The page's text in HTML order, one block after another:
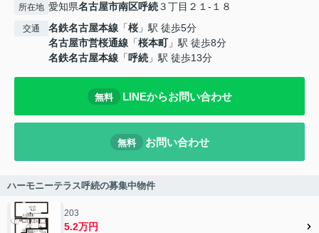
所在地 愛知県名古屋市南区呼続３丁目２１-１８
交通 名鉄名古屋本線 「桜 」駅 徒歩5分
名古屋市営桜通線 「桜本町」駅 徒歩8分
名鉄名古屋本線 「呼続 」駅 徒歩13分
無料 LINEからお問い合わせ
無料 お問い合わせ
ハーモニーテラス呼続の募集中物件
203
5.2万円